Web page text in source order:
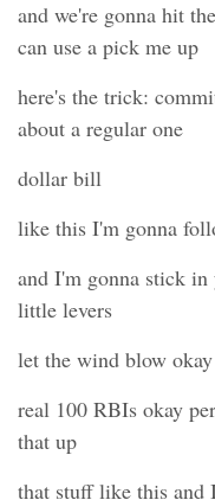
and we're gonna hit
can use a pick me up
here's the trick:
about a regular one
dollar bill
like this I'm gonna
and I'm gonna stick
little levers
let the wind blow
real 100 RBIs okay
that up
that stuff like this and